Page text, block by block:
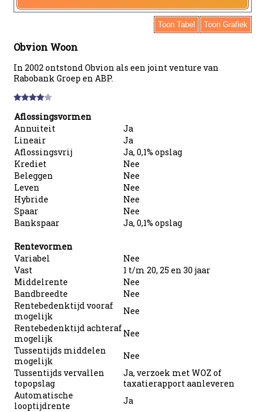
Toon Tabel Toon Grafiek
Obvion Woon
In 2002 ontstond Obvion als een joint venture van
Rabobank Groep en ABP.
Aflossingsvormen
Annuiteit
Ja
Lineair
Ja
Aflossingsvrij
Ja, 0,1% opslag
Krediet
Nee
Beleggen
Nee
Leven
Nee
Hybride
Nee
Spaar
Nee
Bankspaar
Ja, 0,1% opslag
Rentevormen
Variabel
Nee
Vast
1 t/m 20, 25 en 30 jaar
Middelrente
Nee
Bandbreedte
Nee
Rentebedenktijd vooraf
mogelijk
Nee
Rentebedenktijd achteraf
mogelijk
Nee
Tussentijds middelen
mogelijk
Nee
Tussentijds vervallen
topopslag
Ja, verzoek met WOZ of
taxatierapport aanleveren
Automatische
looptijdrente
Ja